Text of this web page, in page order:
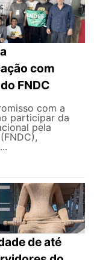
com
FNDC
com a
participar da
pela
de até